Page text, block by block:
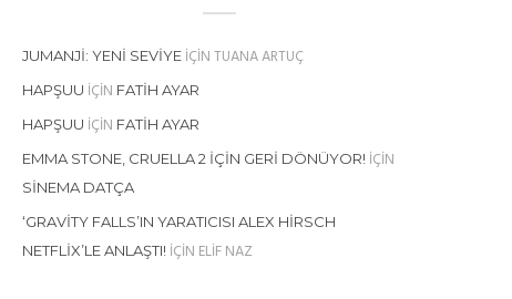
JUMANJI: YENI SEVIYE IÇINTUANA ARTUÇ
HAPŞUU IÇIN FATIH AYAR
HAPŞUU IÇIN FATIH AYAR
EMMA STONE, CRUELLA 2 İÇIN GERI DÖNÜYOR! IÇIN
SINEMA DATÇA
‘GRAVITY FALLS’IN YARATICISI ALEX HIRSCH
NETFLIX’LE ANLAŞTI! IÇIN ELIF NAZ